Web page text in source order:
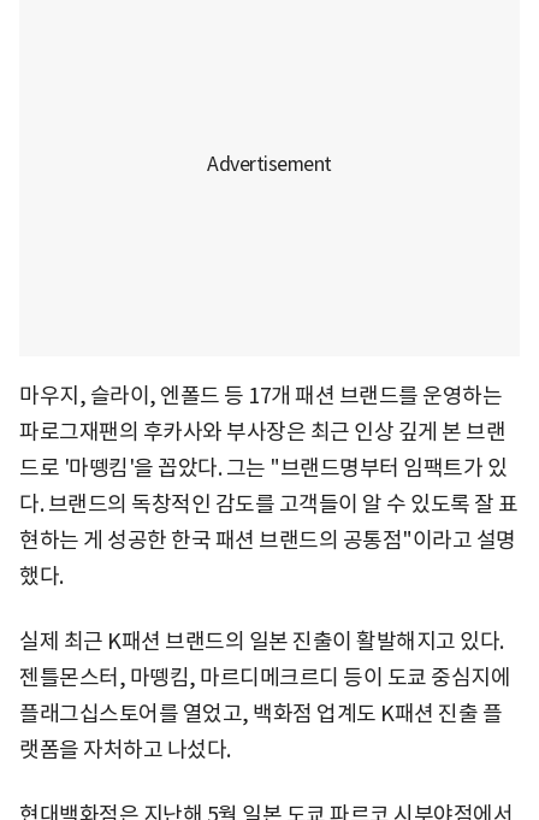
마우지, 슬라이, 엔폴드 등 17개 패션 브랜드를 운영하는
파로그재팬의 후카사와 부사장은 최근 인상 깊게 본 브랜
드로 '마뗑킴'을 꼽았다. 그는 "브랜드명부터 임팩트가 있
다. 브랜드의 독창적인 감도를 고객들이 알 수 있도록 잘 표
현하는 게 성공한 한국 패션 브랜드의 공통점"이라고 설명
했다.
실제 최근 K패션 브랜드의 일본 진출이 활발해지고 있다.
젠틀몬스터, 마뗑킴, 마르디메크르디 등이 도쿄 중심지에
플래그십스토어를 열었고, 백화점 업계도 K패션 진출 플
랫폼을 자처하고 나섰다.